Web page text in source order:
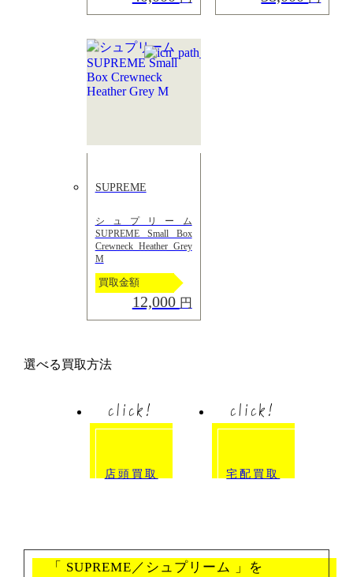
SUPREME
シュプリーム
SUPREME Small Box
Crewneck Heather Grey
M
買取金額
12,000 円
選べる買取方法
click!
店頭買取
click!
宅配買取
「 SUPREME／シュプリーム 」を